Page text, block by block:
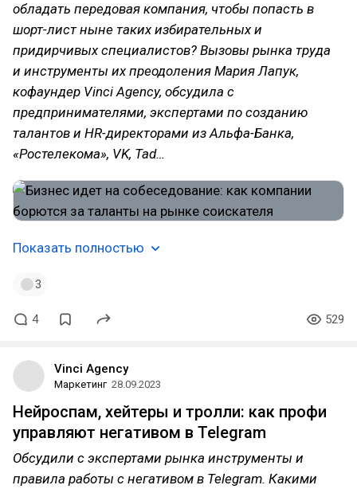
обладать передовая компания, чтобы попасть в
шорт-лист ныне таких избирательных и
придирчивых специалистов? Вызовы рынка труда
и инструменты их преодоления Мария Лапук,
кофаундер Vinci Agency, обсудила с
предпринимателями, экспертами по созданию
талантов и HR-директорами из Альфа-Банка,
«Ростелекома», VK, Tad…
Показать полностью
3
4 529
Vinci Agency
Маркетинг 28.09.2023
Нейроспам, хейтеры и тролли: как профи
управляют негативом в Telegram
Обсудили с экспертами рынка инструменты и
правила работы с негативом в Telegram. Какими